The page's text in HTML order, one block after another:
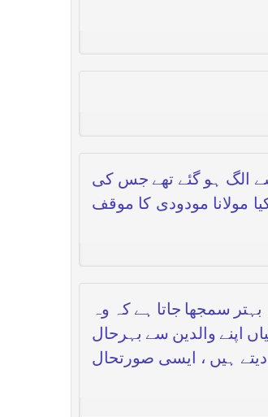
الگ ہو گئے تھے جس کی
مولانا مودودی کا موقف
سمجھا جاتا ہے کہ وہ
اپنے والدین سے بہرحال
ہیں ، ایسی صورتحال